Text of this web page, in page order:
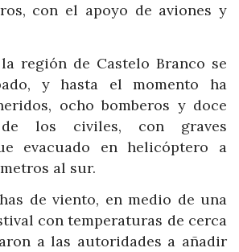
con el apoyo de aviones y
región de Castelo Branco se
y hasta el momento ha
ocho bomberos y doce
los civiles, con graves
evacuado en helicóptero a
al sur.
de viento, en medio de una
con temperaturas de cerca
a las autoridades a añadir